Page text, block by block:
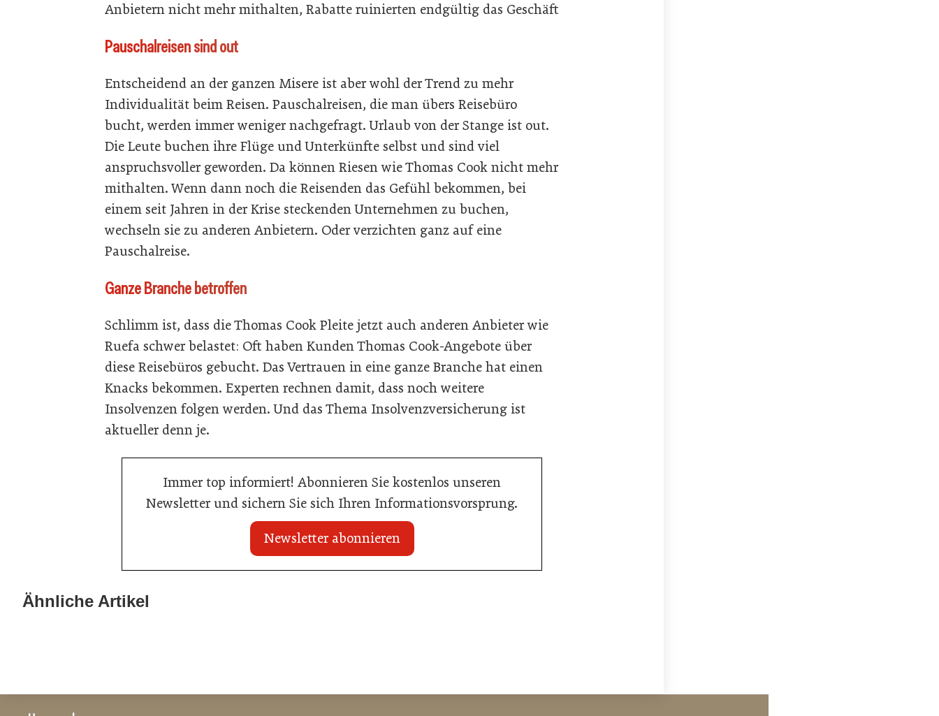
Anbietern nicht mehr mithalten, Rabatte ruinierten endgültig das Geschäft
Pauschalreisen sind out
Entscheidend an der ganzen Misere ist aber wohl der Trend zu mehr
Individualität beim Reisen. Pauschalreisen, die man übers Reisebüro
bucht, werden immer weniger nachgefragt. Urlaub von der Stange ist out.
Die Leute buchen ihre Flüge und Unterkünfte selbst und sind viel
anspruchsvoller geworden. Da können Riesen wie Thomas Cook nicht mehr
mithalten. Wenn dann noch die Reisenden das Gefühl bekommen, bei
einem seit Jahren in der Krise steckenden Unternehmen zu buchen,
wechseln sie zu anderen Anbietern. Oder verzichten ganz auf eine
Pauschalreise.
Ganze Branche betroffen
Schlimm ist, dass die Thomas Cook Pleite jetzt auch anderen Anbieter wie
Ruefa schwer belastet: Oft haben Kunden Thomas Cook-Angebote über
diese Reisebüros gebucht. Das Vertrauen in eine ganze Branche hat einen
Knacks bekommen. Experten rechnen damit, dass noch weitere
Insolvenzen folgen werden. Und das Thema Insolvenzversicherung ist
aktueller denn je.
Immer top informiert! Abonnieren Sie kostenlos unseren
Newsletter und sichern Sie sich Ihren Informationsvorsprung.
Newsletter abonnieren
Ähnliche Artikel
Land Steiermark startet